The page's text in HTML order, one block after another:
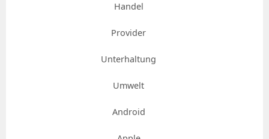
Handel
Provider
Unterhaltung
Umwelt
Android